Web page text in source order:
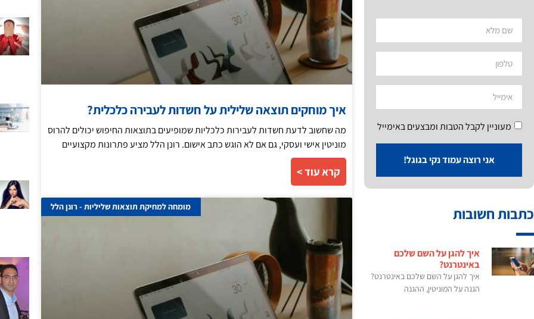
מעוניין לקבל הטבות ומבצעים באימייל
אני רוצה עמוד נקי בגוגל!
כתבות חשובות
איך להגן על השם שלכם
באינטרנט?
איך להגן על השם שלכם באינטרנט?
הגנה על המוניטין, ההגנה
איך מוחקים תוצאה שלילית על חשדות לעבירה כלכלית?
מה שחשוב לדעת חשדות לעבירות כלכליות שמופיעים בתוצאות החיפוש יכולים להרוס
מוניטין אישי ועסקי, גם אם לא הוגש כתב אישום. רונן הלל מציע פתרונות מקצועיים
קרא עוד >
מומחה למחיקת תוצאות שליליות - רונן הלל